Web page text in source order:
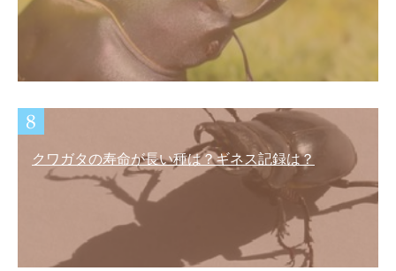
クワガタの寿命が長い種は？ギネス記録は？